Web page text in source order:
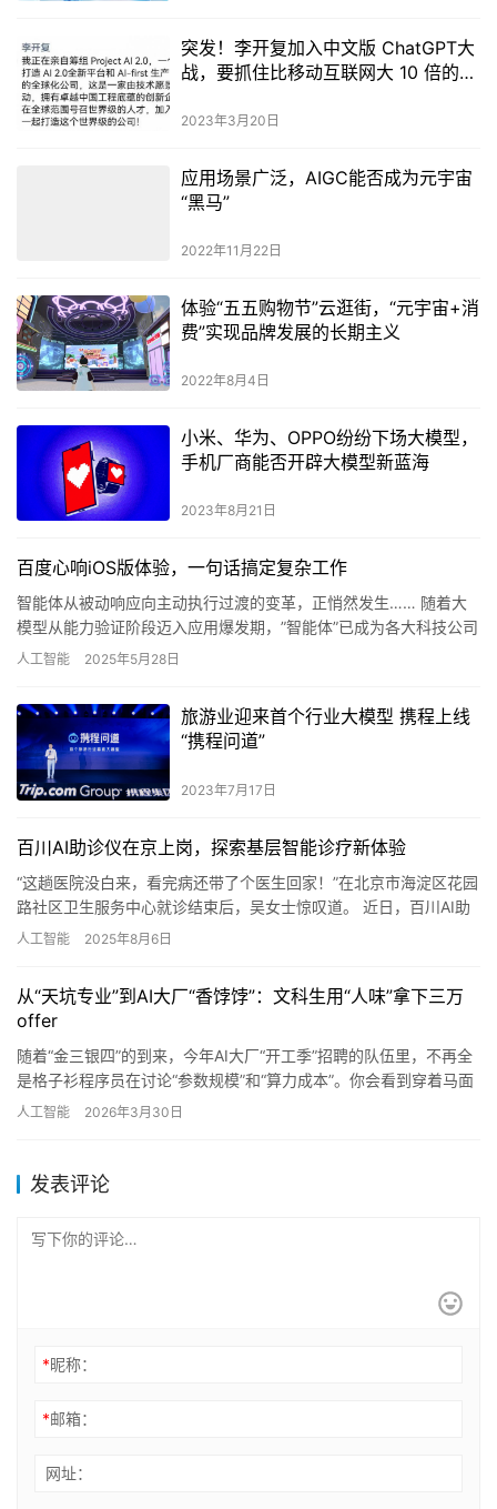
突发！李开复加入中文版 ChatGPT大
战，要抓住比移动互联网大 10 倍的机
2023年3月20日
应用场景广泛，AIGC能否成为元宇宙
“黑马”
2022年11月22日
体验“五五购物节”云逛街，“元宇宙+消
费”实现品牌发展的长期主义
2022年8月4日
小米、华为、OPPO纷纷下场大模型，
手机厂商能否开辟大模型新蓝海
2023年8月21日
百度心响iOS版体验，一句话搞定复杂工作
智能体从被动响应向主动执行过渡的变革，正悄然发生…… 随着大
模型从能力验证阶段迈入应用爆发期，”智能体”已成为各大科技公司
竞逐的新战场。OpenAI先后推出…
人工智能 2025年5月28日
旅游业迎来首个行业大模型 携程上线
“携程问道”
2023年7月17日
百川AI助诊仪在京上岗，探索基层智能诊疗新体验
“这趟医院没白来，看完病还带了个医生回家！”在北京市海淀区花园
路社区卫生服务中心就诊结束后，吴女士惊叹道。 近日，百川AI助
诊仪在海淀区多个社区卫生服务中心上岗”执业&…
人工智能 2025年8月6日
从“天坑专业”到AI大厂“香饽饽”：文科生用“人味”拿下三万
offer
随着“金三银四”的到来，今年AI大厂“开工季”招聘的队伍里，不再全
是格子衫程序员在讨论“参数规模”和“算力成本”。你会看到穿着马面
裙的中文系女生、或是哲学硕士，正在电脑前敲打着逻辑…
人工智能 2026年3月30日
发表评论
*昵称：
*邮箱：
网址：